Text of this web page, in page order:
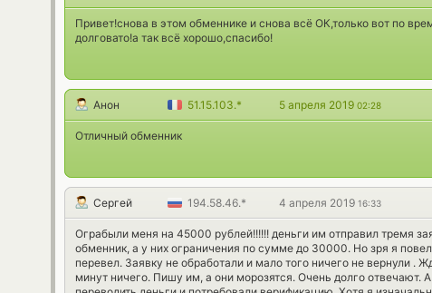
Привет!снова в этом обменнике и снова всё ОК,только вот по
долговато!а так всё хорошо,спасибо!
Анон 51.15.103.* 5 апреля 2019 02:28
Отличный обменник
Сергей 194.58.46.* 4 апреля 2019 16:33
Ограбыли меня на 45000 рублей!!!!!! деньги им отправил тремя
обменник, а у них ограничения по сумме до 30000. Но зря я
перевел. Заявку не обработали и мало того ничего не вернули .
минут ничего. Пишу им, а они морозятся. Очень долго отвечают.